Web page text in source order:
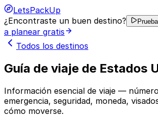
LetsPackUp
¿Encontraste un buen destino?
a planear gratis
Todos los destinos
Guía de viaje de Estados
Información esencial de viaje —
emergencia, seguridad, moneda,
cómo moverse.